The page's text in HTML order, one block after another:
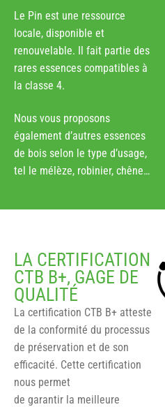
Le Pin est une ressource
locale, disponible et
renouvelable. Il fait partie des
rares essences compatibles à
la classe 4.
Nous vous proposons
également d’autres essences
de bois selon le type d’usage,
tel le mélèze, robinier, chêne…
LA CERTIFICATION
CTB B+, GAGE DE
QUALITÉ
La certification CTB B+ atteste
de la conformité du processus
de préservation et de son
efficacité. Cette certification
nous permet
de garantir la meilleure